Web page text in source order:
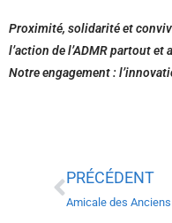
Proximité, solidarité et
l’action de l’ADMR partout
Notre engagement :
PRÉCÉDENT